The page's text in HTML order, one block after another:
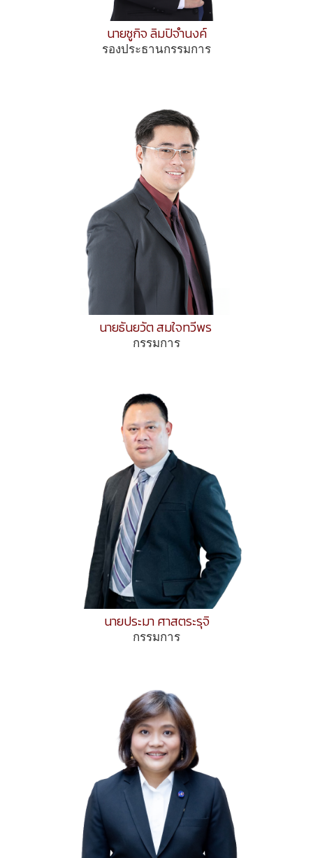
นายชูกิจ ลิมปิจำนงค์
รองประธานกรรมการ
นายธันยวัต สมใจทวีพร
กรรมการ
นายประมา ศาสตระรุจิ
กรรมการ